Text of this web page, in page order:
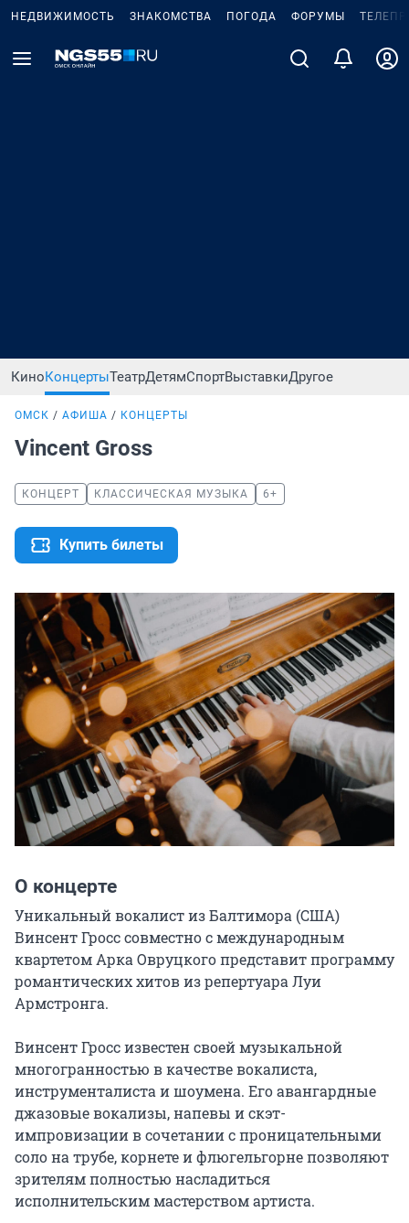
НЕДВИЖИМОСТЬ ЗНАКОМСТВА ПОГОДА ФОРУМЫ
КиноКонцертыТеатрДетямСпортВыставкиДругое
ОМСК АФИША КОНЦЕРТЫ
Vincent Gross
КОНЦЕРТ КЛАССИЧЕСКАЯ МУЗЫКА 6+
Купить билеты
О концерте
Уникальный вокалист из Балтимора (США)
Винсент Гросс совместно с международным
квартетом Арка Овруцкого представит программу
романтических хитов из репертуара Луи
Армстронга.
Винсент Гросс известен своей музыкальной
многогранностью в качестве вокалиста,
инструменталиста и шоумена. Его авангардные
джазовые вокализы, напевы и скэт-
импровизации в сочетании с проницательными
соло на трубе, корнете и флюгельгорне позволяют
зрителям полностью насладиться
исполнительским мастерством артиста.